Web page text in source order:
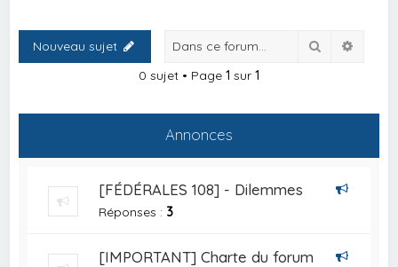
Nouveau sujet Rechercher
0 sujet • Page 1 sur 1
Annonces
[FÉDÉRALES 108] - Dilemmes
Réponses : 3
[IMPORTANT] Charte du forum